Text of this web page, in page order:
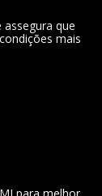
que
mais
para melhor